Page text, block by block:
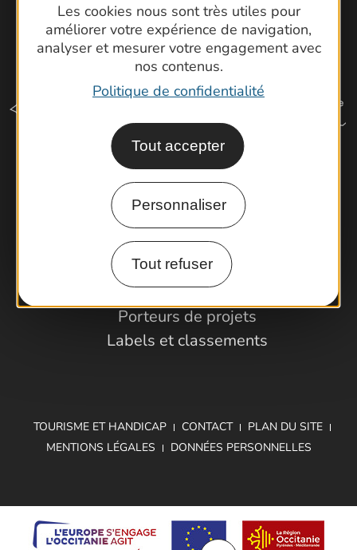
Les cookies nous sont très utiles pour
améliorer votre expérience de navigation,
analyser et mesurer votre engagement avec
nos contenus.
Politique de confidentialité
Tout accepter
Personnaliser
Tout refuser
Comment venir ?
Espace Pro
Observatoire
Partenaires et Pros
Porteurs de projets
Labels et classements
TOURISME ET HANDICAP CONTACT
PLAN DU SITE
MENTIONS LÉGALES
DONNÉES PERSONNELLES